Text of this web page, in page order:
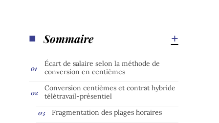
Sommaire
Écart de salaire selon la méthode de
conversion en centièmes
Conversion centièmes et contrat hybride
télétravail-présentiel
Fragmentation des plages horaires